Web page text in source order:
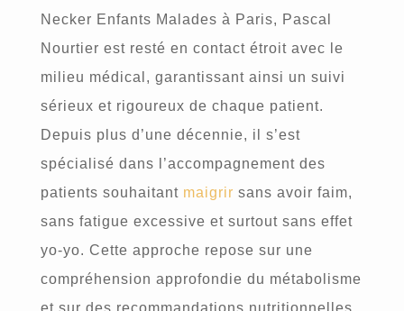
Necker Enfants Malades à Paris, Pascal
Nourtier est resté en contact étroit avec le
milieu médical, garantissant ainsi un suivi
sérieux et rigoureux de chaque patient.
Depuis plus d’une décennie, il s’est
spécialisé dans l’accompagnement des
patients souhaitant maigrir sans avoir faim,
sans fatigue excessive et surtout sans effet
yo-yo. Cette approche repose sur une
compréhension approfondie du métabolisme